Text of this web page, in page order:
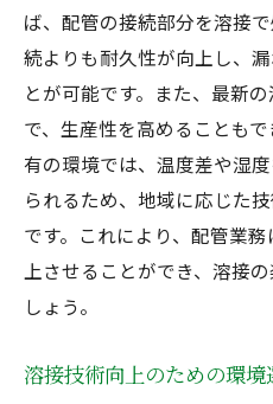
ば、配管の接続部分を溶接
続よりも耐久性が向上し、
とが可能です。また、最新
で、生産性を高めることも
有の環境では、温度差や湿
られるため、地域に応じた
です。これにより、配管業
上させることができ、溶接
しょう。
溶接技術向上のための環境